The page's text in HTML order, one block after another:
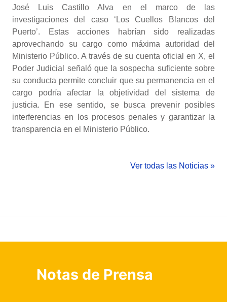
José Luis Castillo Alva en el marco de las
investigaciones del caso ‘Los Cuellos Blancos del
Puerto’. Estas acciones habrían sido realizadas
aprovechando su cargo como máxima autoridad del
Ministerio Público. A través de su cuenta oficial en X, el
Poder Judicial señaló que la sospecha suficiente sobre
su conducta permite concluir que su permanencia en el
cargo podría afectar la objetividad del sistema de
justicia. En ese sentido, se busca prevenir posibles
interferencias en los procesos penales y garantizar la
transparencia en el Ministerio Público.
Ver todas las Noticias »
Notas de Prensa